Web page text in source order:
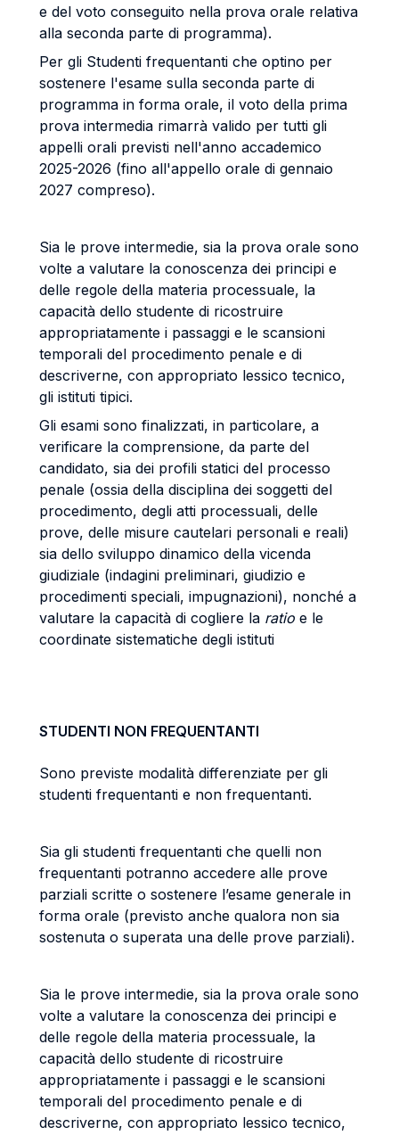
e del voto conseguito nella prova orale relativa
alla seconda parte di programma).
Per gli Studenti frequentanti che optino per
sostenere l'esame sulla seconda parte di
programma in forma orale, il voto della prima
prova intermedia rimarrà valido per tutti gli
appelli orali previsti nell'anno accademico
2025-2026 (fino all'appello orale di gennaio
2027 compreso).
Sia le prove intermedie, sia la prova orale sono
volte a valutare la conoscenza dei principi e
delle regole della materia processuale, la
capacità dello studente di ricostruire
appropriatamente i passaggi e le scansioni
temporali del procedimento penale e di
descriverne, con appropriato lessico tecnico,
gli istituti tipici.
Gli esami sono finalizzati, in particolare, a
verificare la comprensione, da parte del
candidato, sia dei profili statici del processo
penale (ossia della disciplina dei soggetti del
procedimento, degli atti processuali, delle
prove, delle misure cautelari personali e reali)
sia dello sviluppo dinamico della vicenda
giudiziale (indagini preliminari, giudizio e
procedimenti speciali, impugnazioni), nonché a
valutare la capacità di cogliere la ratio e le
coordinate sistematiche degli istituti
STUDENTI NON FREQUENTANTI
Sono previste modalità differenziate per gli
studenti frequentanti e non frequentanti.
Sia gli studenti frequentanti che quelli non
frequentanti potranno accedere alle prove
parziali scritte o sostenere l’esame generale in
forma orale (previsto anche qualora non sia
sostenuta o superata una delle prove parziali).
Sia le prove intermedie, sia la prova orale sono
volte a valutare la conoscenza dei principi e
delle regole della materia processuale, la
capacità dello studente di ricostruire
appropriatamente i passaggi e le scansioni
temporali del procedimento penale e di
descriverne, con appropriato lessico tecnico,